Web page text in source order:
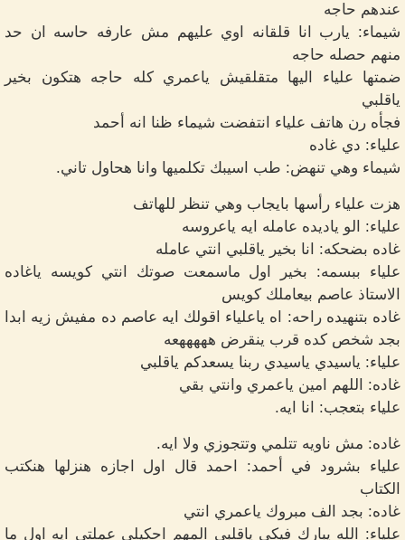
عندهم حاجه
شيماء: يارب انا قلقانه اوي عليهم مش عارفه حاسه ان حد
منهم حصله حاجه
ضمتها علياء اليها متقلقيش ياعمري كله حاجه هتكون بخير
ياقلبي
فجأه رن هاتف علياء انتفضت شيماء ظنا انه أحمد
علياء: دي غاده
شيماء وهي تنهض: طب اسيبك تكلميها وانا هحاول تاني.
هزت علياء رأسها بايجاب وهي تنظر للهاتف
علياء: الو ياديده عامله ايه ياعروسه
غاده بضحكه: انا بخير ياقلبي انتي عامله
علياء ببسمه: بخير اول ماسمعت صوتك انتي كويسه ياغاده
الاستاذ عاصم بيعاملك كويس
غاده بتنهيده راحه: اه ياعلياء اقولك ايه عاصم ده مفيش زيه ابدا
بجد شخص كده قرب ينقرض هههههعه
علياء: ياسيدي ياسيدي ربنا يسعدكم ياقلبي
غاده: اللهم امين ياعمري وانتي بقي
علياء بتعجب: انا ايه.
غاده: مش ناويه تتلمي وتتجوزي ولا ايه.
علياء بشرود في أحمد: احمد قال اول اجازه هنزلها هنكتب
الكتاب
غاده: بجد الف مبروك ياعمري انتي
علياء: الله يبارك فيكي ياقلبي المهم احكيلي عملتي ايه اول ما